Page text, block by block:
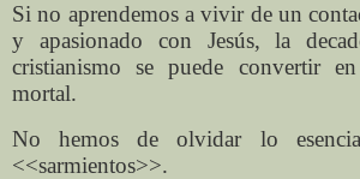
Si no aprendemos a vivir de un
y apasionado con Jesús, la
cristianismo se puede convertir
mortal.
No hemos de olvidar lo
<<sarmientos>>.